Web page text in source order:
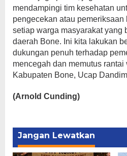
mendampingi tim kesehatan
pengecekan atau pemeriksaan
setiap warga masyarakat yang
daerah Bone. Ini kita lakukan
dukungan penuh terhadap
mencegah dan memutus rantai
Kabupaten Bone, Ucap
(Arnold Cunding)
Jangan Lewatkan